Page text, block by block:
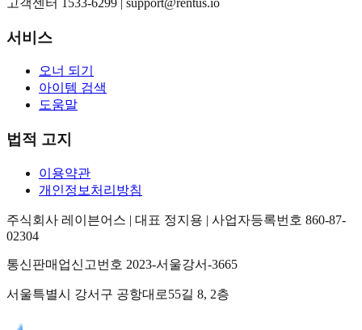
서비스
오너 되기
아이템 검색
도움말
법적 고지
이용약관
개인정보처리방침
주식회사 레이븐어스 | 대표 정지용 | 사업자등록번호 860-87-
02304
통신판매업신고번호 2023-서울강서-3665
서울특별시 강서구 공항대로55길 8, 2층